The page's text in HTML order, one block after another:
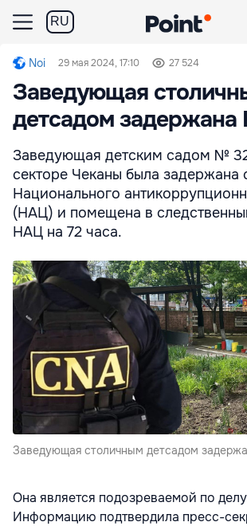
RU
Noi 29 мая 2024, 17:10 27 524
Заведующая
детсадом
Заведующая детским садом №
секторе Чеканы была задержана
Национального
(НАЦ) и помещена в
НАЦ на 72 часа.
Заведующая столичным детсадом
Она является подозреваемой по
Информацию подтвердила пресс-